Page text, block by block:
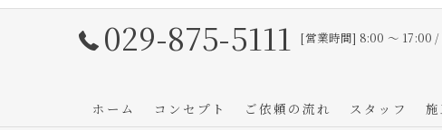
029-875-5111 [営業時間] 8:00 〜 17:00 /
ホーム コンセプト ご依頼の流れ スタッフ